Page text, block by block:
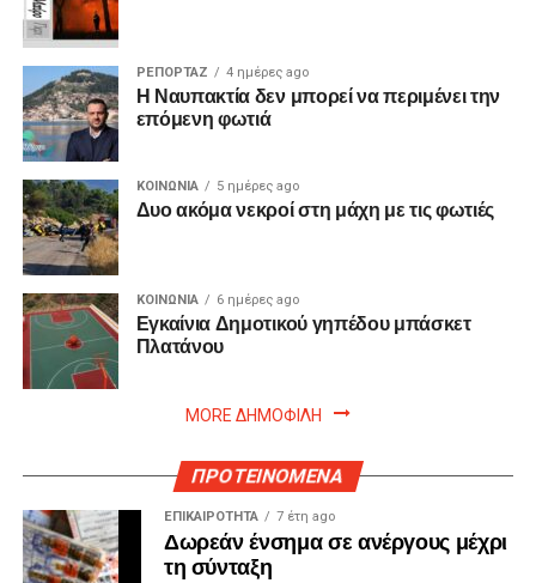
ΡΕΠΟΡΤΑΖ 4 ημέρες ago
Η Ναυπακτία δεν μπορεί να περιμένει την
επόμενη φωτιά
ΚΟΙΝΩΝΙΑ 5 ημέρες ago
Δυο ακόμα νεκροί στη μάχη με τις φωτιές
ΚΟΙΝΩΝΙΑ 6 ημέρες ago
Εγκαίνια Δημοτικού γηπέδου μπάσκετ
Πλατάνου
MORE ΔΗΜΟΦΙΛΗ
ΠΡΟΤΕΙΝΟΜΕΝΑ
ΕΠΙΚΑΙΡΟΤΗΤΑ 7 έτη ago
Δωρεάν ένσημα σε ανέργους μέχρι
τη σύνταξη